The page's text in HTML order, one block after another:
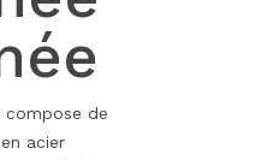
compose de
acier